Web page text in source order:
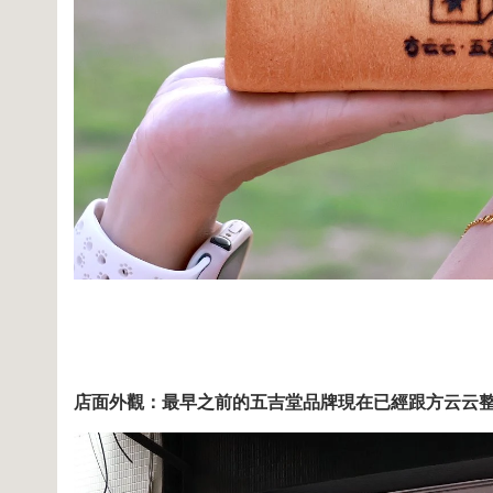
店面外觀：最早之前的五吉堂品牌現在已經跟方云云